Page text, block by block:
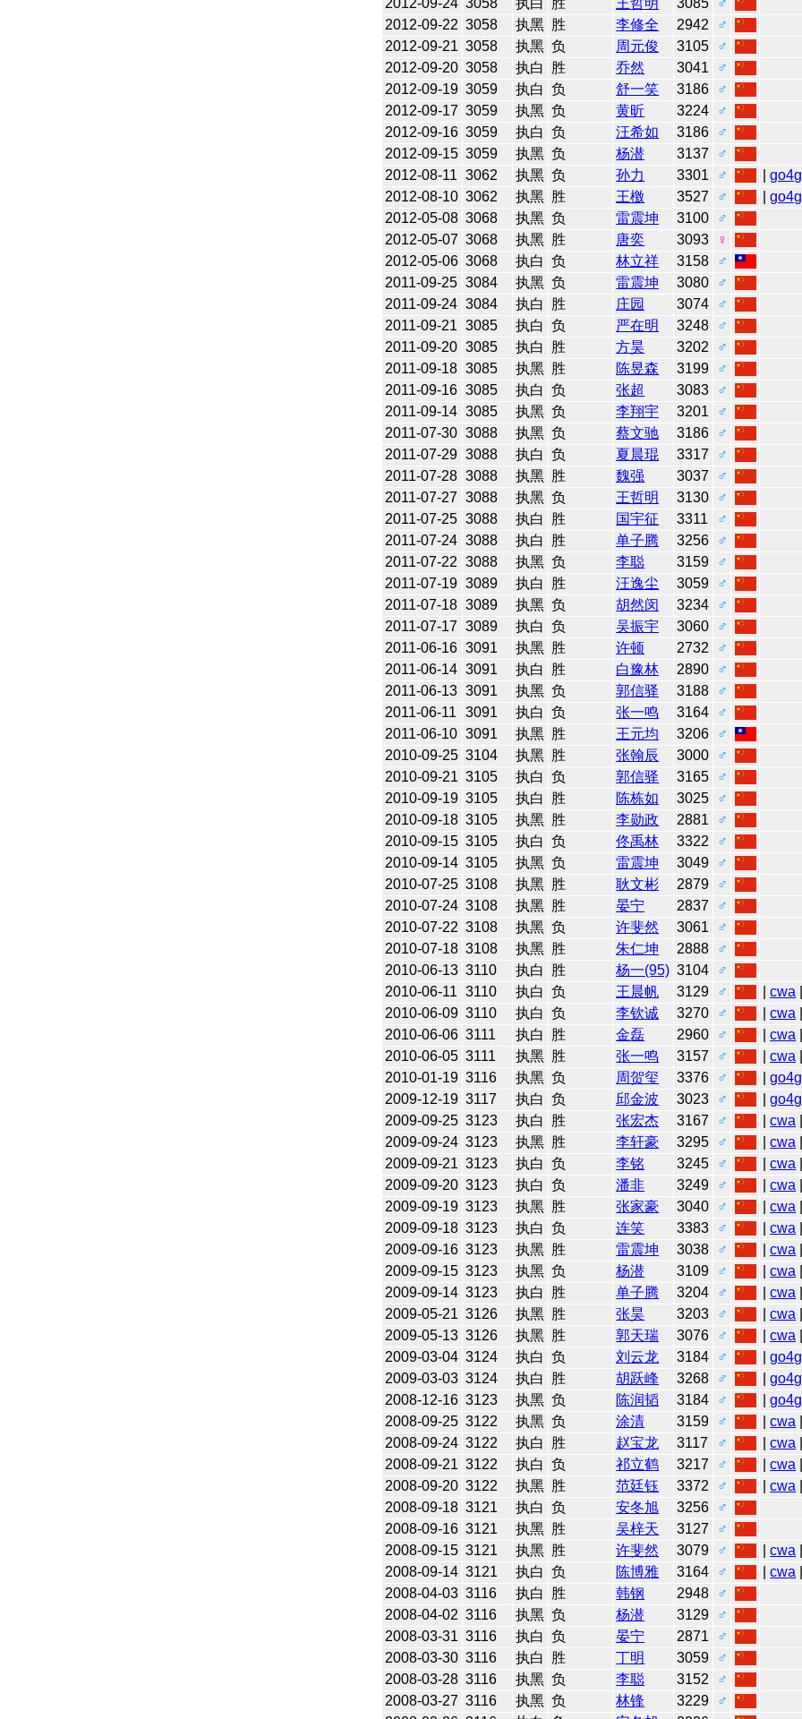
2012-09-22 3058 执黑 胜 李修全 2942
♂
2012-09-21 3058 执黑 负 周元俊 3105
♂
2012-09-20 3058 执白 胜 乔然 3041
♂
2012-09-19 3059 执白 负 舒一笑 3186
♂
2012-09-17 3059 执黑 负 黄昕 3224
♂
2012-09-16 3059 执白 负 汪希如 3186
♂
2012-09-15 3059 执黑 负 杨潜 3137
♂
2012-08-11 3062 执黑 负 孙力 3301 ♂ |
2012-08-10 3062 执黑 胜 王檄 3527 ♂ |
2012-05-08 3068 执黑 负 雷震坤 3100
♂
2012-05-07 3068 执黑 胜 唐奕 3093
♀
2012-05-06 3068 执白 负 林立祥 3158
♂
2011-09-25 3084 执黑 负 雷震坤 3080
♂
2011-09-24 3084 执白 胜 庄园 3074
♂
2011-09-21 3085 执白 负 严在明 3248
♂
2011-09-20 3085 执白 胜 方昊 3202
♂
2011-09-18 3085 执黑 胜 陈昱森 3199
♂
2011-09-16 3085 执白 负 张超 3083
♂
2011-09-14 3085 执黑 负 李翔宇 3201
♂
2011-07-30 3088 执黑 负 蔡文驰 3186
♂
2011-07-29 3088 执白 负 夏晨琨 3317
♂
2011-07-28 3088 执黑 胜 魏强 3037
♂
2011-07-27 3088 执黑 负 王哲明 3130
♂
2011-07-25 3088 执白 胜 国宇征 3311
♂
2011-07-24 3088 执白 胜 单子腾 3256
♂
2011-07-22 3088 执黑 负 李聪 3159
♂
2011-07-19 3089 执白 胜 汪逸尘 3059
♂
2011-07-18 3089 执黑 负 胡然闵 3234
♂
2011-07-17 3089 执白 负 吴振宇 3060
♂
2011-06-16 3091 执黑 胜 许顿 2732
♂
2011-06-14 3091 执白 胜 白豫林 2890
♂
2011-06-13 3091 执黑 负 郭信驿 3188
♂
2011-06-11
3091 执白 负 张一鸣 3164
♂
2011-06-10 3091 执黑 胜 王元均 3206
♂
2010-09-25 3104 执黑 胜 张翰辰 3000
♂
2010-09-21 3105 执白 负 郭信驿 3165
♂
2010-09-19 3105 执白 胜 陈栋如 3025
♂
2010-09-18 3105 执黑 胜 李勋政 2881
♂
2010-09-15 3105 执白 负 佟禹林 3322
♂
2010-09-14 3105 执黑 负 雷震坤 3049
♂
2010-07-25 3108 执黑 胜 耿文彬 2879
♂
2010-07-24 3108 执黑 胜 晏宁 2837
♂
2010-07-22 3108 执黑 负 许斐然 3061
♂
2010-07-18 3108 执黑 胜 朱仁坤 2888
♂
2010-06-13 3110 执白 胜 杨一(95) 3104
♂
2010-06-11 3110 执白 负 王晨帆 3129 ♂ |cwa
2010-06-09 3110 执白 负 李钦诚 3270 ♂ |cwa
2010-06-06 3111 执白 胜 金磊 2960 ♂ |cwa
2010-06-05 3111 执黑 胜 张一鸣 3157 ♂ |cwa
2010-01-19 3116 执黑 负 周贺玺 3376 ♂ |
2009-12-19 3117 执白 负 邱金波 3023 ♂ |
2009-09-25 3123 执白 胜 张宏杰 3167 ♂ |cwa
2009-09-24 3123 执黑 胜 李轩豪 3295 ♂ |cwa
2009-09-21 3123 执白 负 李铭 3245 ♂ |cwa
2009-09-20 3123 执白 负 潘非 3249 ♂ |cwa
2009-09-19 3123 执黑 胜 张家豪 3040 ♂ |cwa
2009-09-18 3123 执白 负 连笑 3383 ♂ |cwa
2009-09-16 3123 执黑 胜 雷震坤 3038 ♂ |cwa
2009-09-15 3123 执黑 负 杨潜 3109 ♂ |cwa
2009-09-14 3123 执白 胜 单子腾 3204 ♂ |cwa
2009-05-21 3126 执黑 胜 张昊 3203 ♂ |cwa
2009-05-13 3126 执黑 胜 郭天瑞 3076 ♂ |cwa
2009-03-04 3124 执白 负 刘云龙 3184 ♂ |
2009-03-03 3124 执白 胜 胡跃峰 3268 ♂ |
2008-12-16 3123 执黑 负 陈润韬 3184 ♂ |
2008-09-25 3122 执黑 负 涂清 3159 ♂ |cwa
2008-09-24 3122 执白 胜 赵宝龙 3117 ♂ |cwa
2008-09-21 3122 执白 负 祁立鹤 3217 ♂ |cwa
2008-09-20 3122 执黑 胜 范廷钰 3372 ♂ |cwa
2008-09-18 3121 执白 负 安冬旭 3256
♂
2008-09-16 3121 执黑 胜 吴梓天 3127
♂
2008-09-15 3121 执黑 胜 许斐然 3079 ♂ |cwa
2008-09-14 3121 执白 负 陈博雅 3164 ♂ |cwa
2008-04-03 3116 执白 胜 韩钢 2948
♂
2008-04-02 3116 执黑 负 杨潜 3129
♂
2008-03-31 3116 执白 负 晏宁 2871
♂
2008-03-30 3116 执白 胜 丁明 3059
♂
2008-03-28 3116 执黑 负 李聪 3152
♂
2008-03-27 3116 执黑 负 林锋 3229
♂